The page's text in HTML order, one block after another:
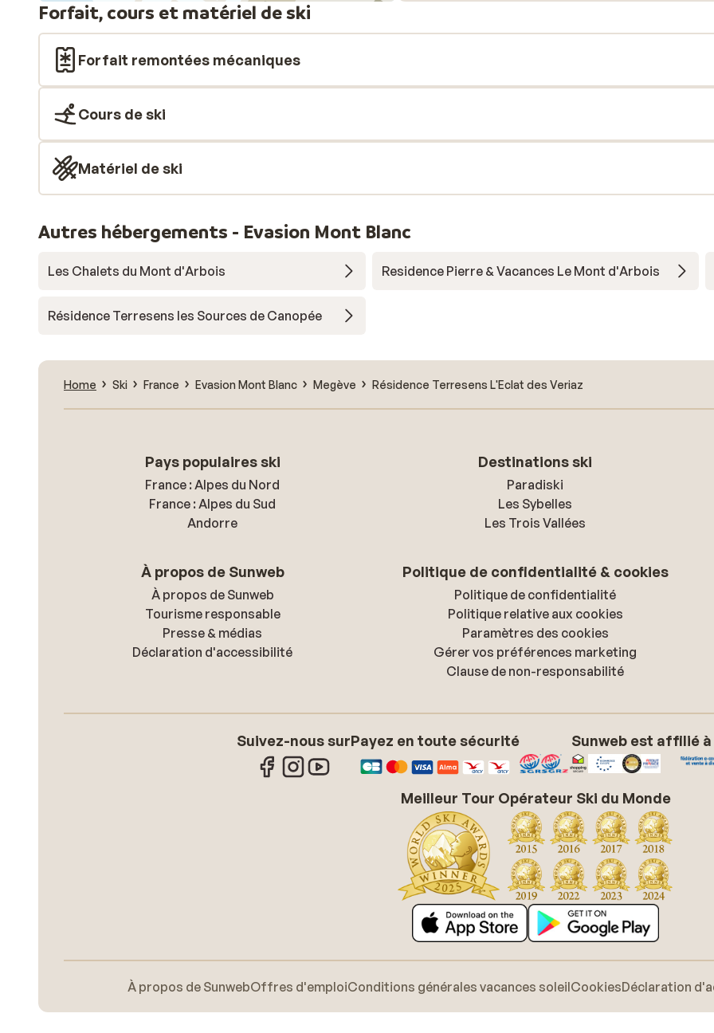
Forfait, cours et matériel de ski
Forfait remontées mécaniques
Cours de ski
Matériel de ski
Autres hébergements - Evasion Mont Blanc
Les Chalets du Mont d'Arbois Residence Pierre & Vacances Le Mont d'Arbois
Résidence Terresens les Sources de Canopée
Home Ski France Evasion Mont Blanc Megève Résidence Terresens L'Eclat des Veriaz
Pays populaires ski
France : Alpes du Nord
France : Alpes du Sud
Andorre
Destinations ski
Paradiski
Les Sybelles
Les Trois Vallées
À propos de Sunweb
À propos de Sunweb
Tourisme responsable
Presse & médias
Déclaration d'accessibilité
Politique de confidentialité & cookies
Politique de confidentialité
Politique relative aux cookies
Paramètres des cookies
Gérer vos préférences marketing
Clause de non-responsabilité
Suivez-nous surPayez en toute sécurité Sunweb est affilié à
Meilleur Tour Opérateur Ski du Monde
À propos de SunwebOffres d'emploiConditions générales vacances soleilCookiesDéclaration